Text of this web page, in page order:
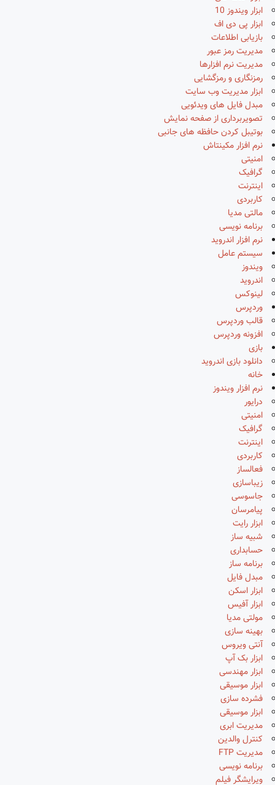
ابزار ویندوز 10
ابزار پی دی اف
بازیابی اطلاعات
مدیریت رمز عبور
مدیریت نرم افزارها
رمزنگاری و رمزگشایی
ابزار مدیریت وب سایت
مبدل فایل های ویدئویی
تصویربرداری از صفحه نمایش
بوتیبل کردن حافظه های جانبی
نرم افزار مکینتاش
امنیتی
گرافیک
اینترنت
کاربردی
مالتی مدیا
برنامه نویسی
نرم افزار اندروید
سیستم عامل
ویندوز
اندروید
لینوکس
وردپرس
قالب وردپرس
افزونه وردپرس
بازی
دانلود بازی اندروید
خانه
نرم افزار ویندوز
درایور
امنیتی
گرافیک
اینترنت
کاربردی
فعالساز
زیباسازی
جاسوسی
پیامرسان
ابزار رایت
شبیه ساز
حسابداری
برنامه ساز
مبدل فایل
ابزار اسکن
ابزار آفیس
مولتی مدیا
بهینه سازی
آنتی ویروس
ابزار بک آپ
ابزار مهندسی
ابزار موسیقی
فشرده سازی
ابزار موسیقی
مدیریت ابری
کنترل والدین
مدیریت FTP
برنامه نویسی
ویرایشگر فیلم